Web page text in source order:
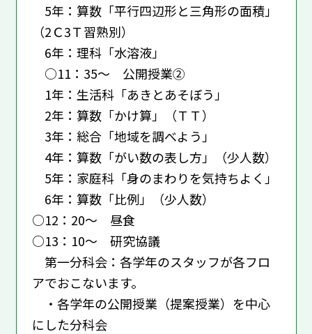
5年：算数「平行四辺形と三角形の面積」
（2Ｃ3Ｔ習熟別）
6年：理科「水溶液」
○11：35～ 公開授業②
1年：生活科「あきとあそぼう」
2年：算数「かけ算」（ＴＴ）
3年：総合「地域を調べよう」
4年：算数「がい数の表し方」（少人数）
5年：家庭科「身のまわりを気持ちよく」
6年：算数「比例」（少人数）
○12：20～ 昼食
○13：10～ 研究協議
第一分科会：各学年のスタッフが各フロ
アでおこないます。
・各学年の公開授業（提案授業）を中心
にした分科会